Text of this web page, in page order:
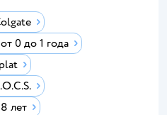
0 до 1 года
лет